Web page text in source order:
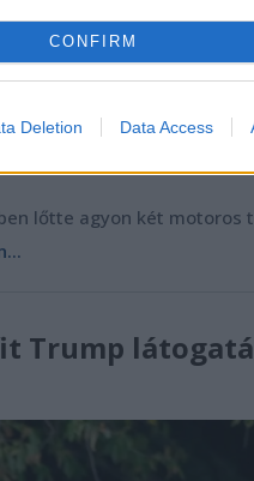
CONFIRM
Deletion Data Access
lőtte agyon két motoros
Trump